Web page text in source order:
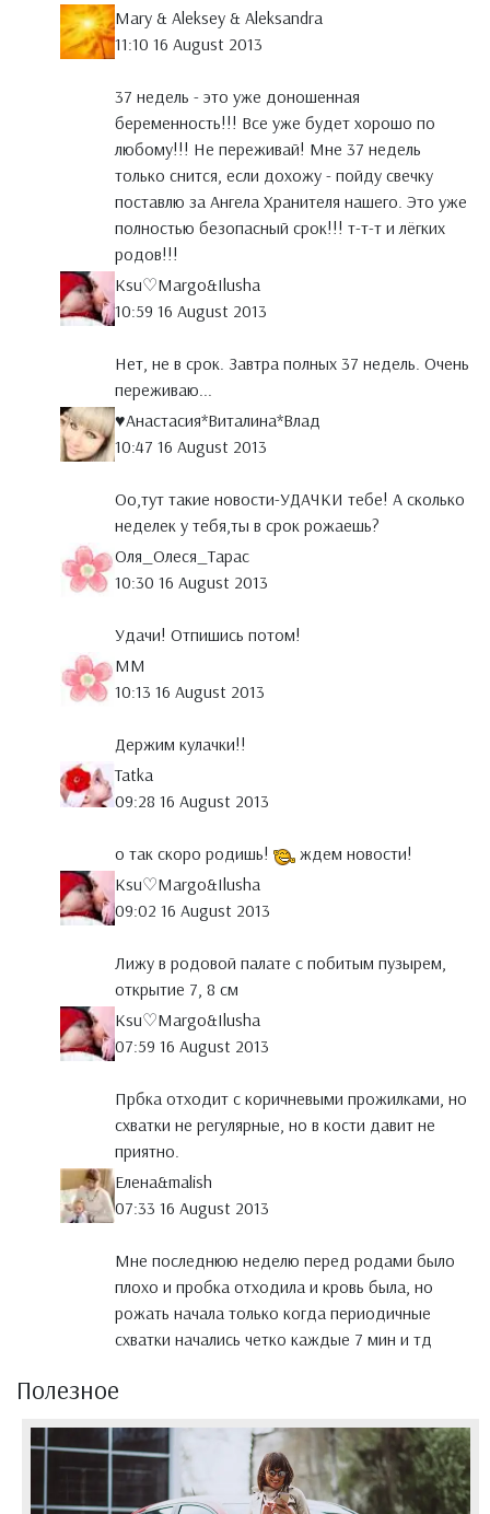
Mary & Aleksey & Aleksandra
11:10 16 August 2013
37 недель - это уже доношенная
беременность!!! Все уже будет хорошо по
любому!!! Не переживай! Мне 37 недель
только снится, если дохожу - пойду свечку
поставлю за Ангела Хранителя нашего. Это уже
полностью безопасный срок!!! т-т-т и лёгких
родов!!!
Ksu♡Margo&Ilusha
10:59 16 August 2013
Нет, не в срок. Завтра полных 37 недель. Очень
переживаю...
♥Анастасия*Виталина*Влад
10:47 16 August 2013
Оо,тут такие новости-УДАЧКИ тебе! А сколько
неделек у тебя,ты в срок рожаешь?
Оля_Олеся_Тарас
10:30 16 August 2013
Удачи! Отпишись потом!
MM
10:13 16 August 2013
Держим кулачки!!
Tatka
09:28 16 August 2013
о так скоро родишь!
ждем новости!
Ksu♡Margo&Ilusha
09:02 16 August 2013
Лижу в родовой палате с побитым пузырем,
открытие 7, 8 см
Ksu♡Margo&Ilusha
07:59 16 August 2013
Прбка отходит с коричневыми прожилками, но
схватки не регулярные, но в кости давит не
приятно.
Елена&malish
07:33 16 August 2013
Мне последнюю неделю перед родами было
плохо и пробка отходила и кровь была, но
рожать начала только когда периодичные
схватки начались четко каждые 7 мин и тд
Полезное